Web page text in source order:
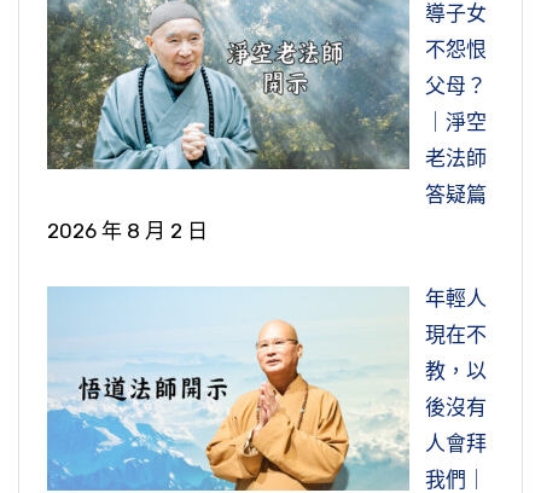
導子女
不怨恨
父母？
｜淨空
老法師
答疑篇
2026 年 8 月 2 日
年輕人
現在不
教，以
後沒有
人會拜
我們｜